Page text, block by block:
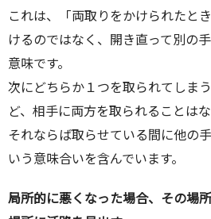
これは、「両取りをかけられたと
けるのではなく、開き直って別の
意味です。
次にどちらか１つを取られてしま
ど、相手に両方を取られることはな
それならば取らせている間に他の
いう意味合いを含んでいます。
局所的に悪くなった場合、その場